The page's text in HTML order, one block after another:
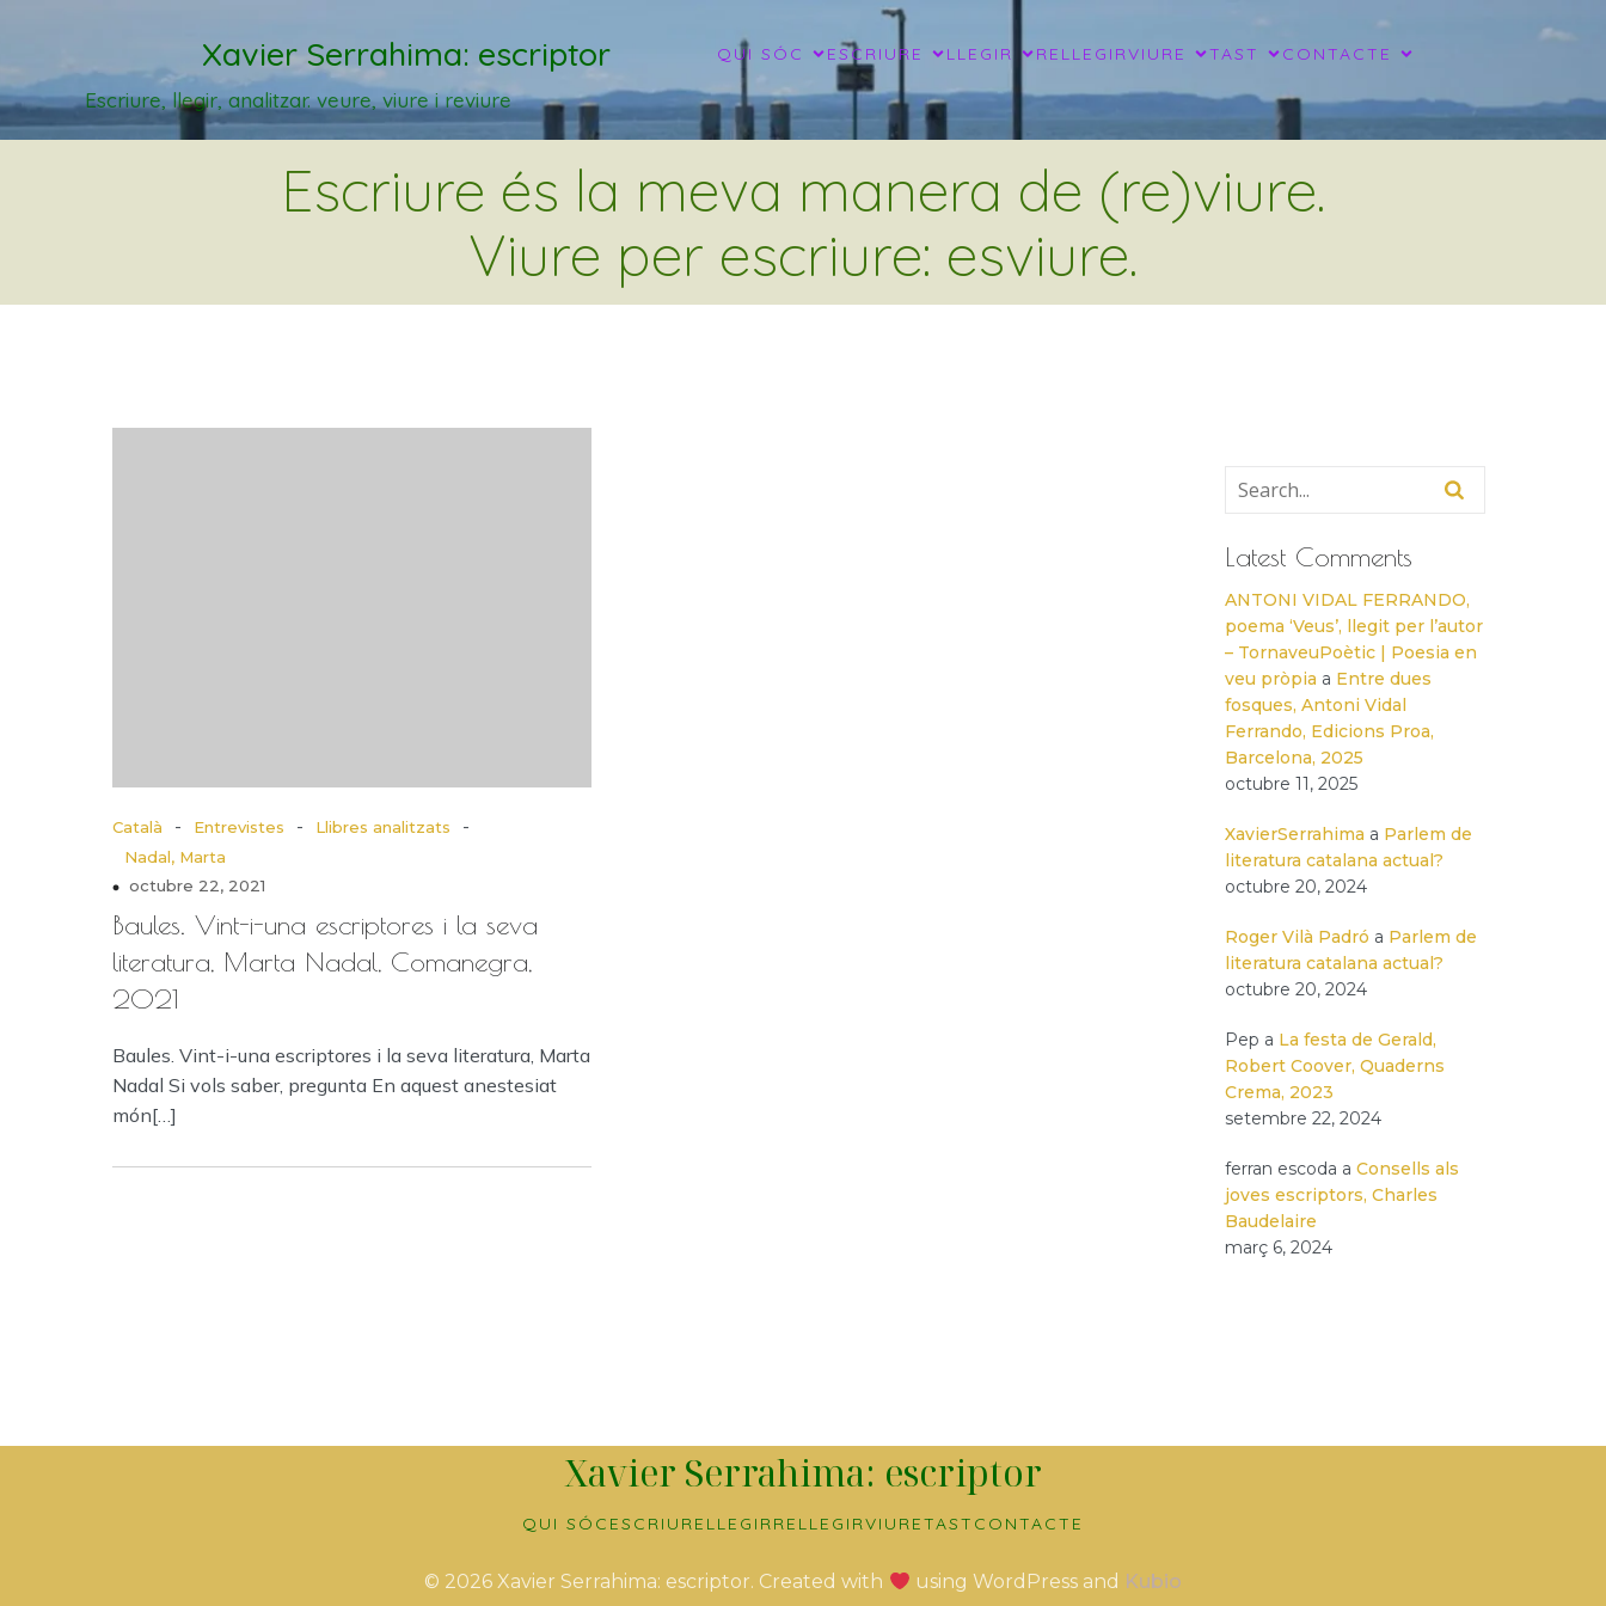
Xavier Serrahima: escriptor QUI SÓC ESCRIURE LLEGIR RELLEGIRVIURE TAST CONTACTE
Escriure, llegir, analitzar. veure, viure i reviure
Escriure és la meva manera de (re)viure.
Viure per escriure: esviure.
Català - Entrevistes - Llibres analitzats -
Nadal, Marta
octubre 22, 2021
Baules. Vint-i-una escriptores i la seva
literatura, Marta Nadal, Comanegra,
2021
Baules. Vint-i-una escriptores i la seva literatura, Marta
Nadal Si vols saber, pregunta En aquest anestesiat
món[…]
Latest Comments
ANTONI VIDAL FERRANDO,
poema ‘Veus’, llegit per l’autor
– TornaveuPoètic | Poesia en
veu pròpia a Entre dues
fosques, Antoni Vidal
Ferrando, Edicions Proa,
Barcelona, 2025
octubre 11, 2025
XavierSerrahima a Parlem de
literatura catalana actual?
octubre 20, 2024
Roger Vilà Padró a Parlem de
literatura catalana actual?
octubre 20, 2024
Pep a La festa de Gerald,
Robert Coover, Quaderns
Crema, 2023
setembre 22, 2024
ferran escoda a Consells als
joves escriptors, Charles
Baudelaire
març 6, 2024
Xavier Serrahima: escriptor
QUI SÓC ESCRIURE LLEGIRRELLEGIRVIURETAST CONTACTE
© 2026 Xavier Serrahima: escriptor. Created with using WordPress and Kubio